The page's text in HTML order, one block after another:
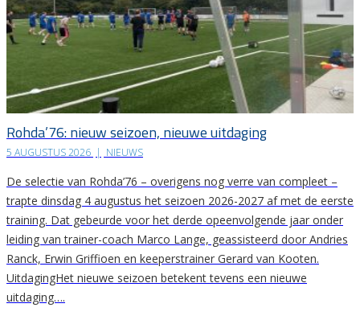
Rohda’76: nieuw seizoen, nieuwe uitdaging
5 AUGUSTUS 2026 | NIEUWS
De selectie van Rohda’76 – overigens nog verre van compleet –
trapte dinsdag 4 augustus het seizoen 2026-2027 af met de eerste
training. Dat gebeurde voor het derde opeenvolgende jaar onder
leiding van trainer-coach Marco Lange, geassisteerd door Andries
Ranck, Erwin Griffioen en keeperstrainer Gerard van Kooten.
UitdagingHet nieuwe seizoen betekent tevens een nieuwe
uitdaging….